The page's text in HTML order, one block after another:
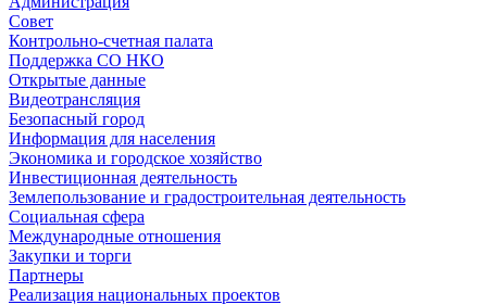
Совет
Контрольно-счетная палата
Поддержка СО НКО
Открытые данные
Видеотрансляция
Безопасный город
Информация для населения
Экономика и городское хозяйство
Инвестиционная деятельность
Землепользование и градостроительная деятельность
Социальная сфера
Международные отношения
Закупки и торги
Партнеры
Реализация национальных проектов